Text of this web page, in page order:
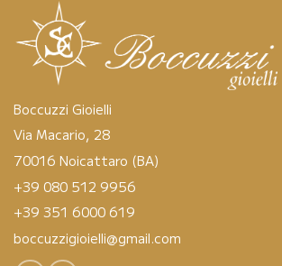
Boccuzzi Gioielli
Via Macario, 28
70016 Noicattaro (BA)
+39 080 512 9956
+39 351 6000 619
boccuzzigioielli@gmail.com